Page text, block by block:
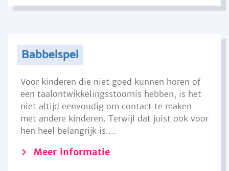
Babbelspel
Voor kinderen die niet goed kunnen horen of
een taalontwikkelingsstoornis hebben, is het
niet altijd eenvoudig om contact te maken
met andere kinderen. Terwijl dat juist ook voor
hen heel belangrijk is....
Meer informatie